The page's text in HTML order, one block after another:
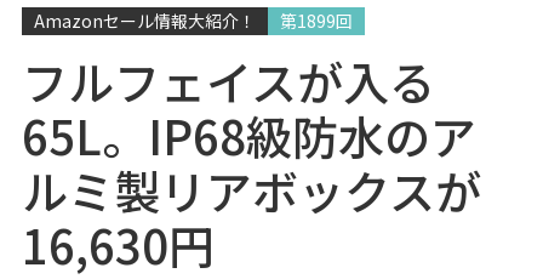
Amazonセール情報大紹介！ 第1899回
フルフェイスが入る
65L。IP68級防水のア
ルミ製リアボックスが
16,630円